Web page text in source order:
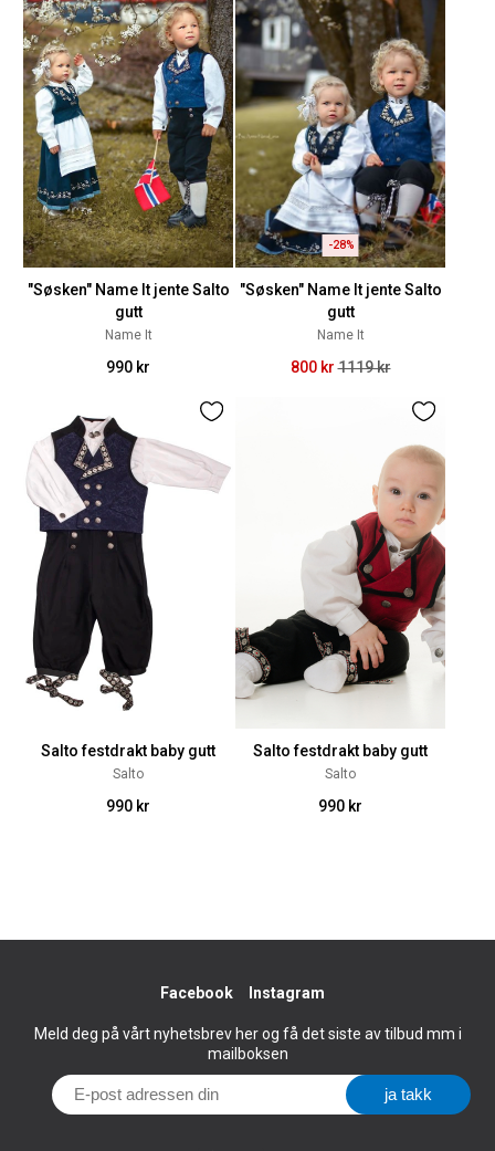
"Søsken" Name It jente Salto
gutt
Name It
990 kr
-28%
"Søsken" Name It jente Salto
gutt
Name It
800 kr 1119 kr
Salto festdrakt baby gutt
Salto
990 kr
Salto festdrakt baby gutt
Salto
990 kr
Facebook Instagram
Meld deg på vårt nyhetsbrev her og få det siste av tilbud mm i
mailboksen